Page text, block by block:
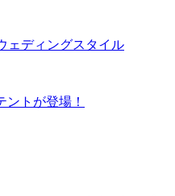
ェディングスタイル
トが登場！